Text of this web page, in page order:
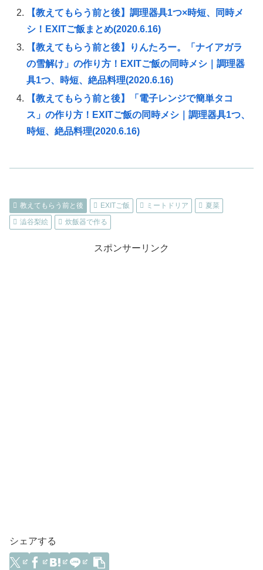
【教えてもらう前と後】調理器具1つ×時短、同時メ
シ！EXITご飯まとめ(2020.6.16)
【教えてもらう前と後】りんたろー。「ナイアガラ
の雪解け」の作り方！EXITご飯の同時メシ｜調理器
具1つ、時短、絶品料理(2020.6.16)
【教えてもらう前と後】「電子レンジで簡単タコ
ス」の作り方！EXITご飯の同時メシ｜調理器具1つ、
時短、絶品料理(2020.6.16)
教えてもらう前と後 EXITご飯 ミートドリア
夏菜
澁谷梨絵
炊飯器で作る
スポンサーリンク
シェアする